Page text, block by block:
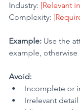
Industry: [Relevant
Complexity:
Example: Use the
example, otherwise
Avoid:
Incomplete or
Irrelevant